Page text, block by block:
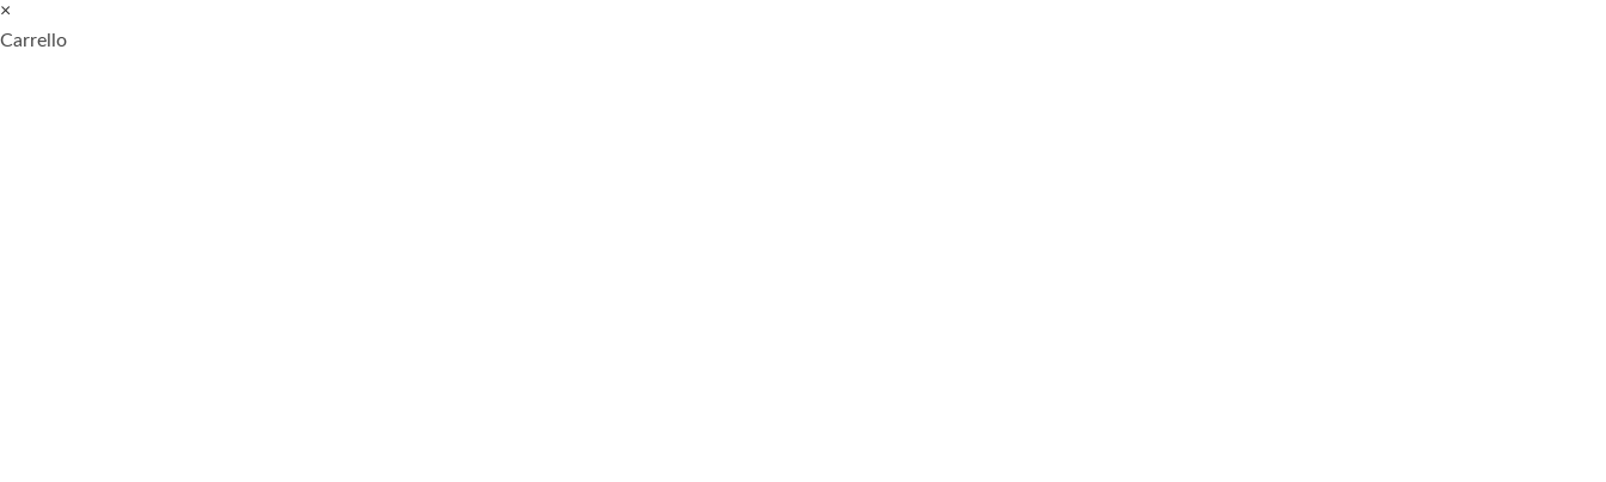
×
Carrello